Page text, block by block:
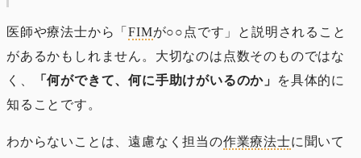
医師や療法士から「FIMが○○点です」と説明されること
があるかもしれません。大切なのは点数そのものではな
く、
「何ができて、何に手助けがいるのか」
を具体的に
知ることです。
わからないことは、遠慮なく担当の作業療法士に聞いて